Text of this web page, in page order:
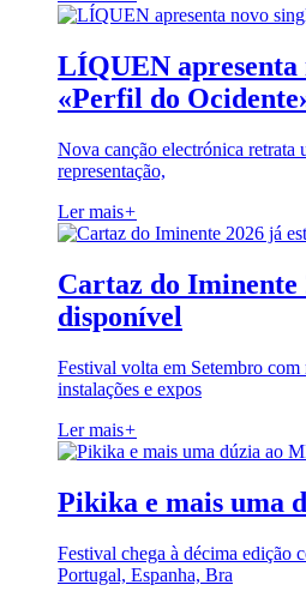
LÍQUEN apresenta
«Perfil do
Nova canção electrónica retrata
representação,
Ler mais+
Cartaz do Iminente
disponível
Festival volta em Setembro com
instalações e expos
Ler mais+
Pikika e mais uma
Festival chega à décima edição
Portugal, Espanha, Bra